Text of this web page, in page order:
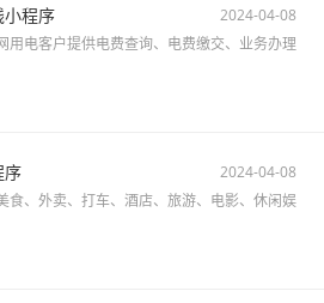
小程序
2024-04-08
用电客户提供电费查询、电费缴交、业务办理
序
2024-04-08
食、外卖、打车、酒店、旅游、电影、休闲娱